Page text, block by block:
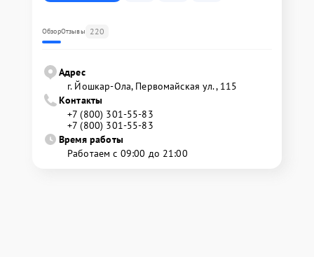
ОбзорОтзывы 220
Адрес
г. Йошкар-Ола, Первомайская ул., 115
Контакты
+7 (800) 301-55-83
+7 (800) 301-55-83
Время работы
Работаем с 09:00 до 21:00